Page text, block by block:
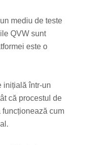
mediu de teste
QVW sunt
este o
inițială într-un
că procestul de
funcționează cum